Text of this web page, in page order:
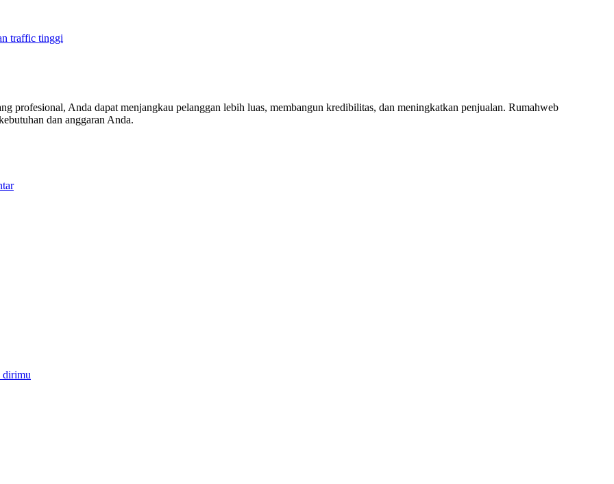
traffic tinggi
profesional, Anda dapat menjangkau pelanggan lebih luas, membangun kredibilitas, dan meningkatkan penjualan. Rumahweb
dan anggaran Anda.
dirimu